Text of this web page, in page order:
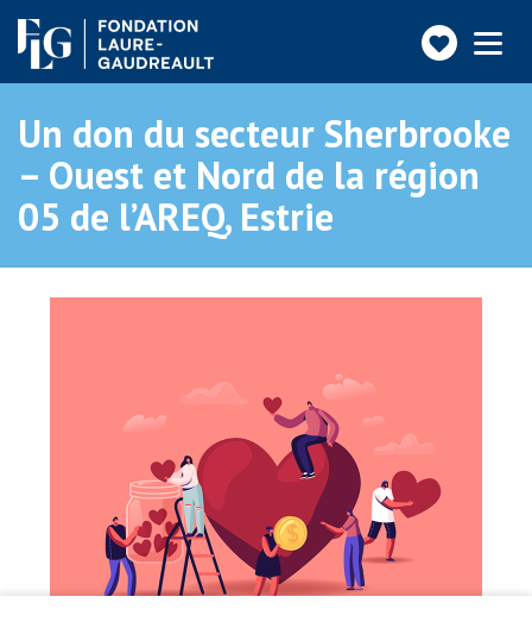
Faire
un
Toggle
navigation
Un don du secteur Sherbrooke
– Ouest et Nord de la région
05 de l’AREQ, Estrie